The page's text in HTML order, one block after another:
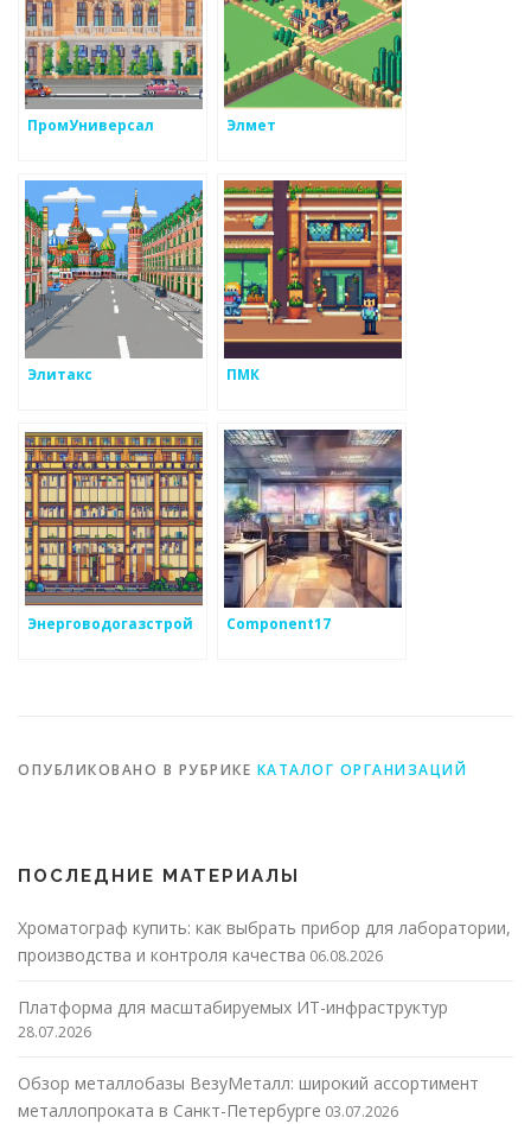
ПромУниверсал Элмет
Элитакс ПМК
Энерговодогазстрой Component17
ОПУБЛИКОВАНО В РУБРИКЕ КАТАЛОГ ОРГАНИЗАЦИЙ
ПОСЛЕДНИЕ МАТЕРИАЛЫ
Хроматограф купить: как выбрать прибор для лаборатории,
производства и контроля качества 06.08.2026
Платформа для масштабируемых ИТ-инфраструктур
28.07.2026
Обзор металлобазы ВезуМеталл: широкий ассортимент
металлопроката в Санкт-Петербурге 03.07.2026